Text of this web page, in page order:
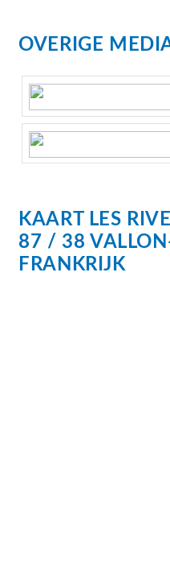
OVERIGE
KAART LES
87 / 38
FRANKRIJK